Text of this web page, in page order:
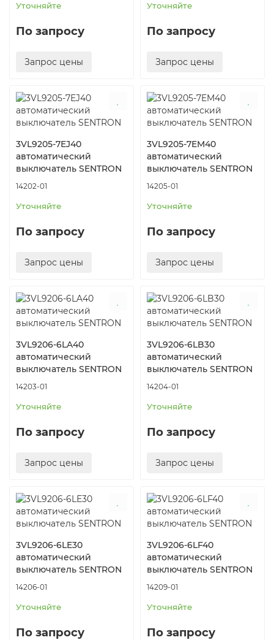
Уточняйте
По запросу
Запрос цены
Уточняйте
По запросу
Запрос цены
3VL9205-7EJ40
автоматический
выключатель SENTRON
14202-01
Уточняйте
По запросу
Запрос цены
3VL9205-7EM40
автоматический
выключатель SENTRON
14205-01
Уточняйте
По запросу
Запрос цены
3VL9206-6LA40
автоматический
выключатель SENTRON
14203-01
Уточняйте
По запросу
Запрос цены
3VL9206-6LB30
автоматический
выключатель SENTRON
14204-01
Уточняйте
По запросу
Запрос цены
3VL9206-6LE30
автоматический
выключатель SENTRON
14206-01
Уточняйте
По запросу
3VL9206-6LF40
автоматический
выключатель SENTRON
14209-01
Уточняйте
По запросу